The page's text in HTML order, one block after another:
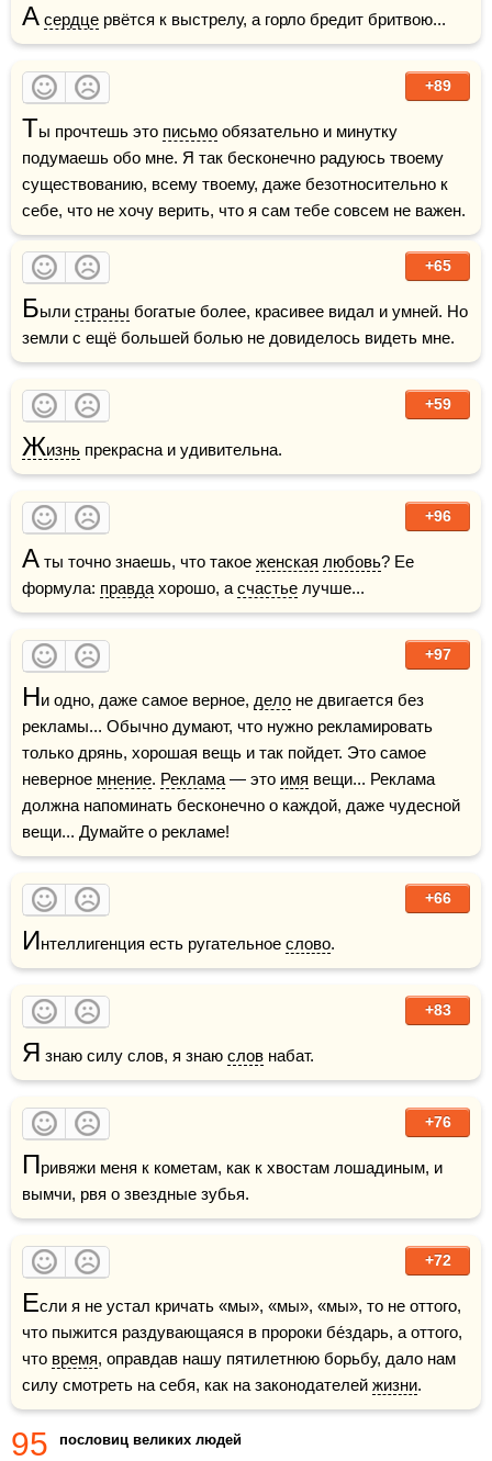
А сердце рвётся к выстрелу, а горло бредит бритвою...
+89
Ты прочтешь это письмо обязательно и минутку
подумаешь обо мне. Я так бесконечно радуюсь твоему
существованию, всему твоему, даже безотносительно к
себе, что не хочу верить, что я сам тебе совсем не важен.
+65
Были страны богатые более, красивее видал и умней. Но
земли с ещё большей болью не довиделось видеть мне.
+59
Жизнь прекрасна и удивительна.
+96
А ты точно знаешь, что такое женская любовь? Ее
формула: правда хорошо, а счастье лучше...
+97
Ни одно, даже самое верное, дело не двигается без
рекламы... Обычно думают, что нужно рекламировать
только дрянь, хорошая вещь и так пойдет. Это самое
неверное мнение. Реклама — это имя вещи... Реклама
должна напоминать бесконечно о каждой, даже чудесной
вещи... Думайте о рекламе!
+66
Интеллигенция есть ругательное слово.
+83
Я знаю силу слов, я знаю слов набат.
+76
Привяжи меня к кометам, как к хвостам лошадиным, и
вымчи, рвя о звездные зубья.
+72
Если я не устал кричать «мы», «мы», «мы», то не оттого,
что пыжится раздувающаяся в пророки бе́здарь, а оттого,
что время, оправдав нашу пятилетнюю борьбу, дало нам
силу смотреть на себя, как на законодателей жизни.
95 пословиц великих людей